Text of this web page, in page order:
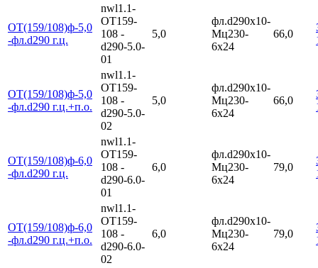
ОТ(159/108)ф-5,0
-фл.d290 г.ц.
nwl1.1-
ОТ159-
108 -
d290-5.0-
01
5,0
фл.d290х10-
Мц230-
6х24
66,0
ОТ(159/108)ф-5,0
-фл.d290 г.ц.+п.о.
nwl1.1-
ОТ159-
108 -
d290-5.0-
02
5,0
фл.d290х10-
Мц230-
6х24
66,0
ОТ(159/108)ф-6,0
-фл.d290 г.ц.
nwl1.1-
ОТ159-
108 -
d290-6.0-
01
6,0
фл.d290х10-
Мц230-
6х24
79,0
ОТ(159/108)ф-6,0
-фл.d290 г.ц.+п.о.
nwl1.1-
ОТ159-
108 -
d290-6.0-
02
6,0
фл.d290х10-
Мц230-
6х24
79,0